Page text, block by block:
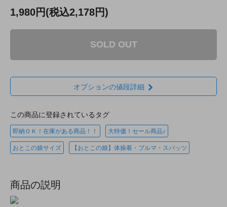
1,980円(税込2,178円)
SOLD OUT
オプションの値段詳細
この商品に登録されているタグ
即納ＯＫ！在庫がある商品！！ 大特価！セール商品♪
おとこの娘サイズ 【おとこの娘】体操着・ブルマ・スパッツ
商品の説明